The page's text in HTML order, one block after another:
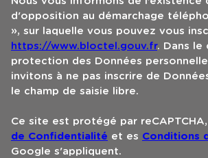
d'opposition au démarchage
», sur laquelle vous pouvez vous
https://www.bloctel.gouv.fr. Dans le
protection des Données
invitons à ne pas inscrire de
le champ de saisie libre.
Ce site est protégé par
de Confidentialité et es Conditions
Google s'appliquent.